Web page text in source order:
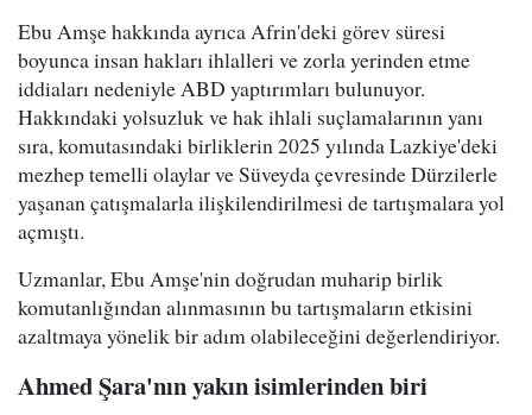
Ebu Amşe hakkında ayrıca Afrin'deki görev süresi
boyunca insan hakları ihlalleri ve zorla yerinden etme
iddiaları nedeniyle ABD yaptırımları bulunuyor.
Hakkındaki yolsuzluk ve hak ihlali suçlamalarının yanı
sıra, komutasındaki birliklerin 2025 yılında Lazkiye'deki
mezhep temelli olaylar ve Süveyda çevresinde Dürzilerle
yaşanan çatışmalarla ilişkilendirilmesi de tartışmalara yol
açmıştı.
Uzmanlar, Ebu Amşe'nin doğrudan muharip birlik
komutanlığından alınmasının bu tartışmaların etkisini
azaltmaya yönelik bir adım olabileceğini değerlendiriyor.
Ahmed Şara'nın yakın isimlerinden biri